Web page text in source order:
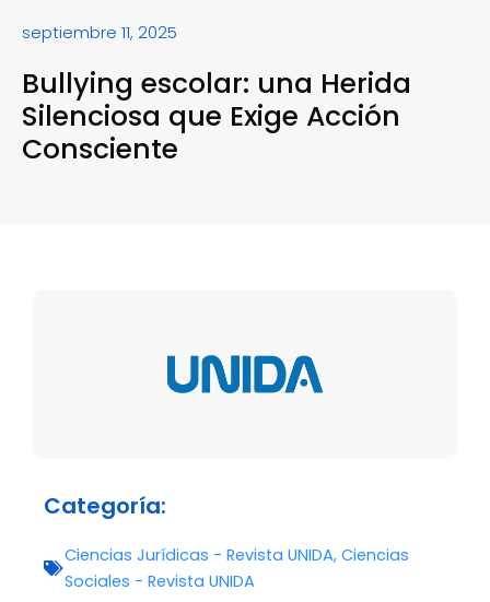
septiembre 11, 2025
Bullying escolar: una Herida
Silenciosa que Exige Acción
Consciente
Categoría:
Ciencias Jurídicas - Revista UNIDA, Ciencias
Sociales - Revista UNIDA